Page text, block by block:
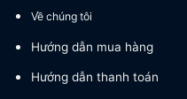
Về chúng tôi
Hướng dẫn mua hàng
Hướng dẫn thanh toán